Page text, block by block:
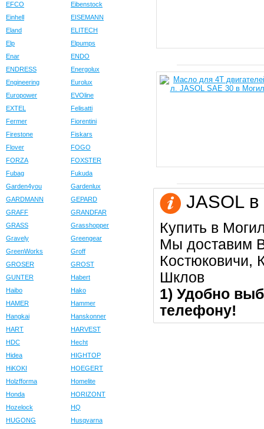
EFCO
Eibenstock
Einhell
EISEMANN
Eland
ELITECH
Elp
Elpumps
Enar
ENDO
ENDRESS
Energolux
Engineering
Eurolux
Europower
EVOline
EXTEL
Felisatti
Fermer
Fiorentini
Firestone
Fiskars
Flover
FOGO
FORZA
FOXSTER
Fubag
Fukuda
Garden4you
Gardenlux
GARDMANN
GEPARD
GRAFF
GRANDFAR
GRASS
Grasshopper
Gravely
Greengear
GreenWorks
Groff
GROSER
GROST
GUNTER
Habert
Haibo
Hako
HAMER
Hammer
Hangkai
Hanskonner
HART
HARVEST
HDC
Hecht
Hidea
HIGHTOP
HiKOKI
HOEGERT
Holzfforma
Homelite
Honda
HORIZONT
Hozelock
HQ
HUGONG
Husqvarna
JASOL в
Купить в
Мы доставим
Костюковичи,
Шклов
1) Удобно
телефону!